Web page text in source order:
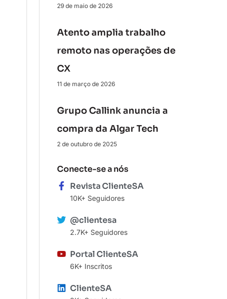
29 de maio de 2026
Atento amplia trabalho
remoto nas operações de
CX
11 de março de 2026
Grupo Callink anuncia a
compra da Algar Tech
2 de outubro de 2025
Conecte-se a nós
Revista ClienteSA
10K+ Seguidores
@clientesa
2.7K+ Seguidores
Portal ClienteSA
6K+ Inscritos
ClienteSA